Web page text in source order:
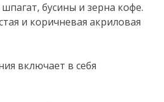
бусины и зерна кофе.
и коричневая акриловая
включает в себя